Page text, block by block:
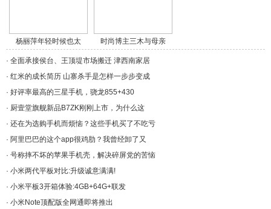
杨丽萍年轻时候也太
美/a>
时尚博主三木与母亲
穿/a>
· 全面承接侯台、王顶堤市场搬迁 津西南家居
· 红米的成长简历 山寨杀手是怎样一步步变成
· 好评率最高的三星手机，骁龙855+430
· 厨壹堂旗舰新品B7ZK刚刚上市，为什么这
· 还在为选购手机而烦恼？这些手机买了不吃亏
· 阿里巴巴的这个app很鸡肋？我曾经卸了又
· 号称摔不坏的苹果手机壳，解决碎屏党的苦恼
· 小米两代平板对比:升级诚意满满!
· 小米平板3开箱体验:4GB+64G+联发
· 小米Note顶配版全网通即将推出